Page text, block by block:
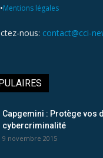
•Mentions légales
nous: contact@cci-
Capgemini : Protège vos
cybercriminalité
9 novembre 2015